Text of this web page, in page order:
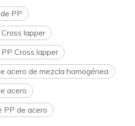
PP
lapper
Cross lapper
acero de mezcla homogénea
acero
PP de acero